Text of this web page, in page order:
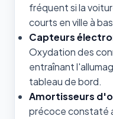
fréquent si la
courts en ville à
Capteurs
Oxydation des
entraînant
tableau de bord.
Amortisseurs
précoce constaté